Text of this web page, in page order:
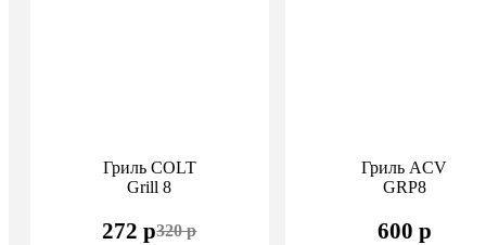
Гриль COLT
Grill 8
272 р320 р
Гриль ACV
GRP8
600 р